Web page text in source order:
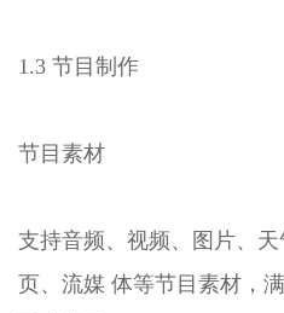
1.3 节目制作
节目素材
支持音频、视频、图片、
页、流媒 体等节目素材，